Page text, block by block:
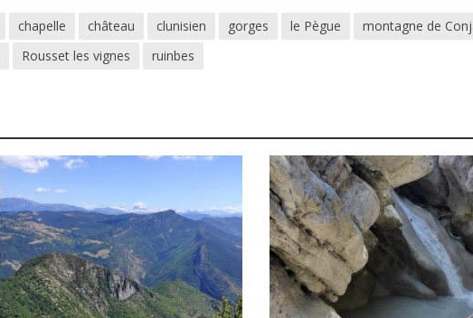
chapelle château clunisien gorges le Pègue
montagne de
Rousset les vignes ruinbes
RANDONNÉES
RANDONNÉES
Bollène, ses lacs et ses
anciennes usines